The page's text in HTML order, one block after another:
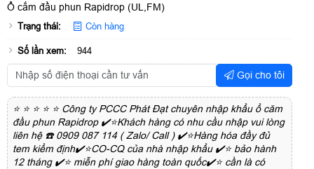
Ổ cắm đầu phun Rapidrop (UL,FM)
Trạng thái: Còn hàng
Số lần xem: 944
Gọi cho tôi
⭐ ⭐ ⭐ ⭐ ⭐ Công ty PCCC Phát Đạt chuyên nhập khẩu ổ căm
đầu phun Rapidrop ✔️⭐Khách hàng có nhu cầu nhập vui lòng
liên hệ ☎️ 0909 087 114 ( Zalo/ Call ) ✔️⭐Hàng hóa đầy đủ
tem kiểm định✔️⭐CO-CQ của nhà nhập khẩu ✔️⭐ bảo hành
12 tháng ✔️⭐ miễn phí giao hàng toàn quốc✔️⭐ cần là có